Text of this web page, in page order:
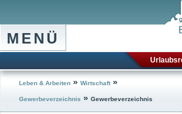
MENÜ
Leben & Arbeiten » Wirtschaft »
Gewerbeverzeichnis » Gewerbeverzeichnis